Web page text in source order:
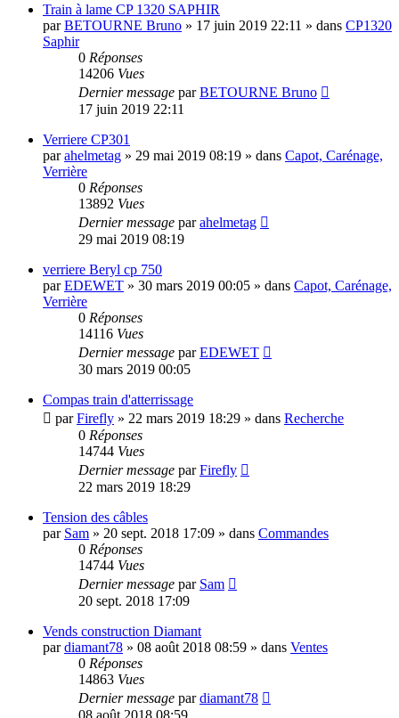
Train à lame CP 1320 SAPHIR
parBETOURNE Bruno » 17 juin 2019 22:11 » dans CP1320
Saphir
0 Réponses
14206 Vues
Dernier message parBETOURNE Bruno
17 juin 2019 22:11
Verriere CP301
parahelmetag » 29 mai 2019 08:19 » dans Capot, Carénage,
Verrière
0 Réponses
13892 Vues
Dernier message parahelmetag
29 mai 2019 08:19
verriere Beryl cp 750
parEDEWET » 30 mars 2019 00:05 » dans Capot, Carénage,
Verrière
0 Réponses
14116 Vues
Dernier message parEDEWET
30 mars 2019 00:05
Compas train d'atterrissage
parFirefly » 22 mars 2019 18:29 » dans Recherche
0 Réponses
14744 Vues
Dernier message parFirefly
22 mars 2019 18:29
Tension des câbles
par Sam » 20 sept. 2018 17:09 » dans Commandes
0 Réponses
14744 Vues
Dernier message par Sam
20 sept. 2018 17:09
Vends construction Diamant
pardiamant78 » 08 août 2018 08:59 » dans Ventes
0 Réponses
14863 Vues
Dernier message pardiamant78
08 août 2018 08:59